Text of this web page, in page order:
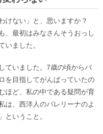
けない」と、思いますか？
、最初はみなさんそうおっし
いました。
ていました。7歳の頃からバ
を目指してがんばっていたの
ほど、私の中である疑問が育
は、西洋人のバレリーナのよ
ということ。